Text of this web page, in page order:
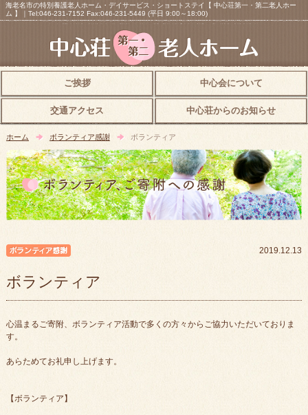
海老名市の特別養護老人ホーム・デイサービス・ショートステイ【 中心荘第一・第二老人ホー
ム 】｜Tel:046-231-7152 Fax:046-231-5449 (平日 9:00～18:00)
ご挨拶 中心会について
交通アクセス 中心荘からのお知らせ
ホーム ボランティア感謝 ボランティア
2019.12.13
ボランティア
心温まるご寄附、ボランティア活動で多くの方々からご協力いただいておりま
す。
あらためてお礼申し上げます。
【ボランティア】